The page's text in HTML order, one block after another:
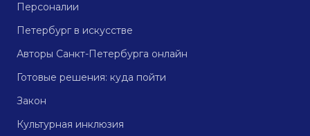
Персоналии
Петербург в искусстве
Авторы Санкт-Петербурга онлайн
Готовые решения: куда пойти
Закон
Культурная инклюзия